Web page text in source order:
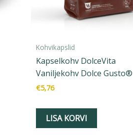
Kohvikapslid
Kapselkohv DolceVita
Vaniljekohv Dolce Gusto®
€5,76
LISA KORVI